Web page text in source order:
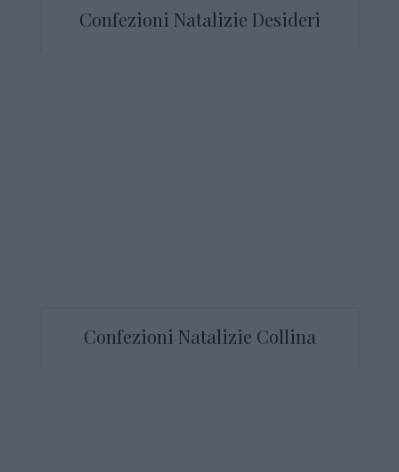
Confezioni Natalizie Desideri
Confezioni Natalizie Collina